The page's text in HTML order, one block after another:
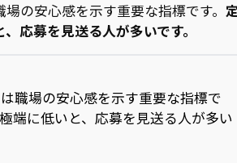
の安心感を示す重要な指標です。
応募を見送る人が多いです。
職場の安心感を示す重要な指標で
端に低いと、応募を見送る人が多い